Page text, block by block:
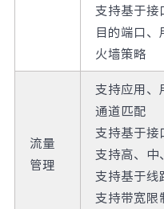
支持基于
目的端口
火墙策略
流量
管理
支持应用、
通道匹配
支持基于接
支持高、中
支持基于线
支持带宽限